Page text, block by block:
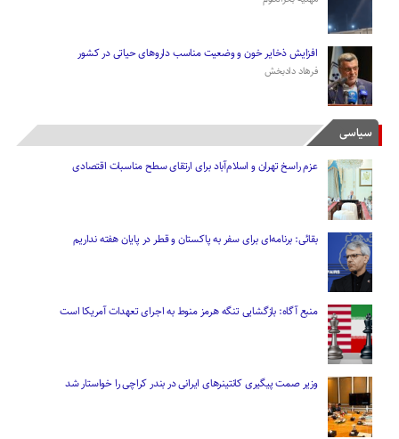
افزایش ذخایر خون و وضعیت مناسب دارو‌های حیاتی در کشور
فرهاد دادبخش
سیاسی
عزم راسخ تهران و اسلام‌آباد برای ارتقای سطح مناسبات اقتصادی
بقائی: برنامه‌ای برای سفر به پاکستان و قطر در پایان هفته نداریم
منبع آگاه: بازگشایی تنگه هرمز منوط به اجرای تعهدات آمریکا است
وزیر صمت پیگیری کانتینر‌های ایرانی در بندر کراچی را خواستار شد